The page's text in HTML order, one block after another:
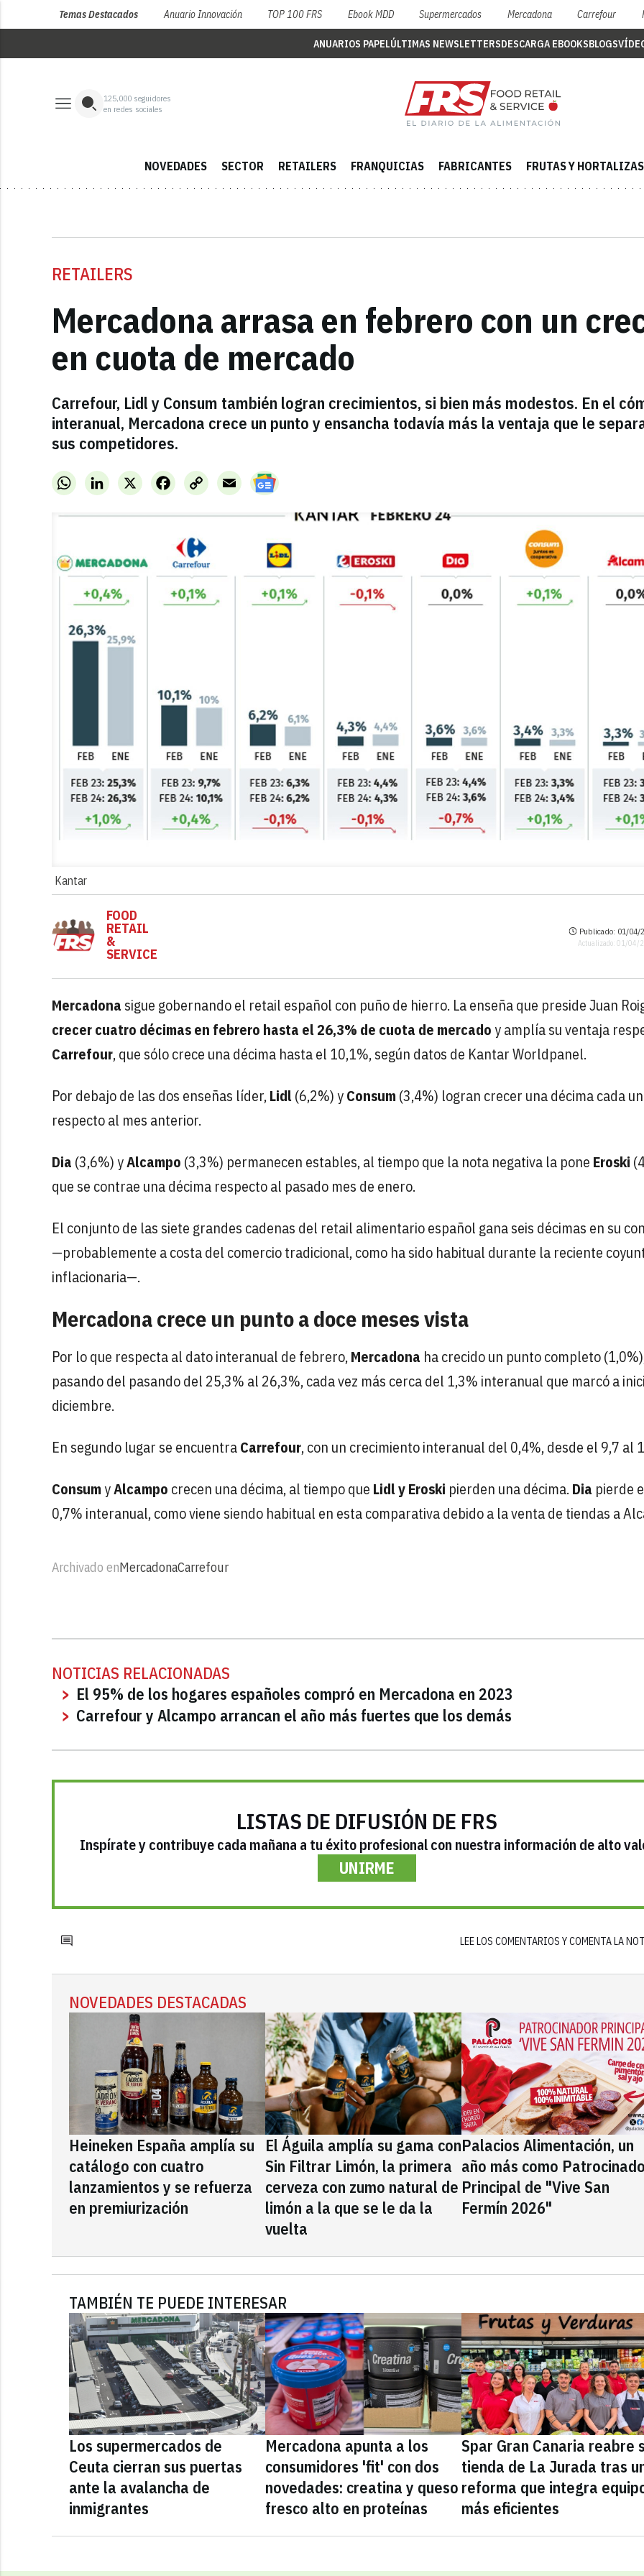
Temas Destacados Anuario Innovación TOP 100 FRS Ebook MDD Supermercados Mercadona Carrefour
ANUARIOS PAPELÚLTIMAS NEWSLETTERSDESCARGA EBOOKSBLOGS
125,000 seguidores
en redes sociales
NOVEDADES SECTOR RETAILERS FRANQUICIAS FABRICANTES FRUTAS Y HORTALIZAS
RETAILERS
Mercadona arrasa en febrero con un
en cuota de mercado
Carrefour, Lidl y Consum también logran crecimientos, si bien más modestos. En el
interanual, Mercadona crece un punto y ensancha todavía más la ventaja que le
sus competidores.
WhatsAppLinkedInX FacebookCopy
Link
Email
Kantar
FOOD
RETAIL
&
SERVICE
Publicado: 01/04/
Actualizado: 01/04/
Mercadona sigue gobernando el retail español con puño de hierro. La enseña que preside Juan
crecer cuatro décimas en febrero hasta el 26,3% de cuota de mercadoy amplía su ventaja
Carrefour, que sólo crece una décima hasta el 10,1%, según datos de Kantar Worldpanel.
Por debajo de las dos enseñas líder,Lidl(6,2%) yConsum (3,4%) logran crecer una décima cada
respecto al mes anterior.
Dia (3,6%) yAlcampo (3,3%) permanecen estables, al tiempo que la nota negativa la pone Eroski
que se contrae una décima respecto al pasado mes de enero.
El conjunto de las siete grandes cadenas del retail alimentario español gana seis décimas en su
—probablemente a costa del comercio tradicional, como ha sido habitual durante la reciente
inflacionaria—.
Mercadona crece un punto a doce meses vista
Por lo que respecta al dato interanual de febrero,Mercadona ha crecido un punto completo
pasando del pasando del 25,3% al 26,3%, cada vez más cerca del 1,3% interanual que marcó a
diciembre.
En segundo lugar se encuentraCarrefour, con un crecimiento interanual del 0,4%, desde el 9,7 al
ConsumyAlcampo crecen una décima, al tiempo que Lidl y Eroski pierden una décima. Dia pierde
0,7% interanual, como viene siendo habitual en esta comparativa debido a la venta de tiendas a
Archivado enMercadonaCarrefour
NOTICIAS RELACIONADAS
El 95% de los hogares españoles compró en Mercadona en 2023
Carrefour y Alcampo arrancan el año más fuertes que los demás
LISTAS DE DIFUSIÓN DE FRS
Inspírate y contribuye cada mañana a tu éxito profesional con nuestra información de alto
UNIRME
LEE LOS COMENTARIOS Y COMENTA LA
NOVEDADES DESTACADAS
Heineken España amplía su
catálogo con cuatro
lanzamientos y se refuerza
en premiurización
El Águila amplía su gama con
Sin Filtrar Limón, la primera
cerveza con zumo natural de
limón a la que se le da la
vuelta
Palacios Alimentación, un
año más como
Principal de "Vive San
Fermín 2026"
TAMBIÉN TE PUEDE INTERESAR
Los supermercados de
Ceuta cierran sus puertas
ante la avalancha de
inmigrantes
Mercadona apunta a los
consumidores 'fit' con dos
novedades: creatina y queso
fresco alto en proteínas
Spar Gran Canaria reabre
tienda de La Jurada tras
reforma que integra
más eficientes